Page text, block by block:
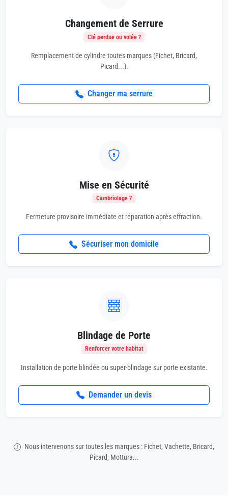
Changement de Serrure
Clé perdue ou volée ?
Remplacement de cylindre toutes marques (Fichet, Bricard,
Picard...).
Changer ma serrure
Mise en Sécurité
Cambriolage ?
Fermeture provisoire immédiate et réparation après effraction.
Sécuriser mon domicile
Blindage de Porte
Renforcer votre habitat
Installation de porte blindée ou super-blindage sur porte existante.
Demander un devis
Nous intervenons sur toutes les marques : Fichet, Vachette, Bricard,
Picard, Mottura...